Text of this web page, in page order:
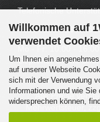
Willkommen auf
verwendet
Um Ihnen ein
auf unserer Webseite
sich mit der Verwendung
Informationen und wie
widersprechen können,
Telefonische
TEL: 0202 -
Geprüfter Online
Alle Preise
Mehrwertsteuer,